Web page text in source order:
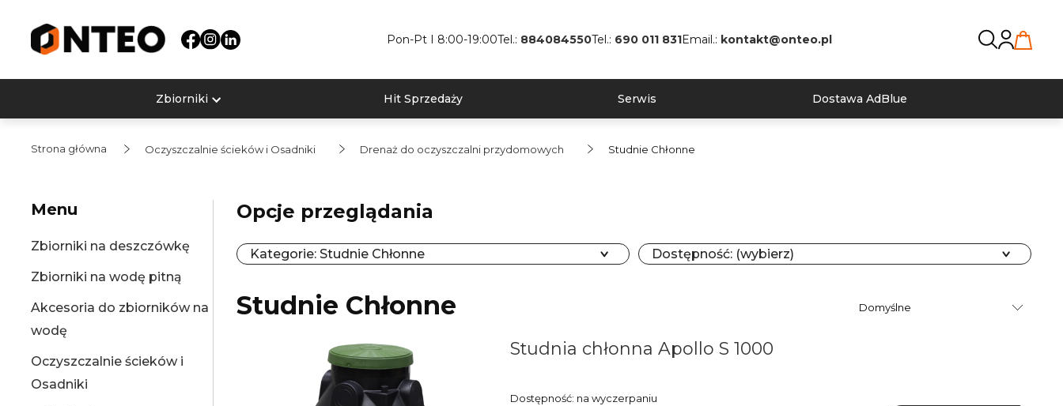
Pon-Pt I 8:00-19:00Tel.: 884084550Tel.: 690 011 831Email.: kontakt@onteo.pl
Zbiorniki Hit Sprzedaży Serwis Dostawa AdBlue
Strona główna Oczyszczalnie ścieków i Osadniki Drenaż do oczyszczalni przydomowych Studnie Chłonne
Menu
Zbiorniki na deszczówkę
Zbiorniki na wodę pitną
Akcesoria do zbiorników na
wodę
Oczyszczalnie ścieków i
Osadniki
Opcje przeglądania
Kategorie: Studnie Chłonne Dostępność: (wybierz)
Studnie Chłonne
Studnia chłonna Apollo S 1000
Dostępność: na wyczerpaniu